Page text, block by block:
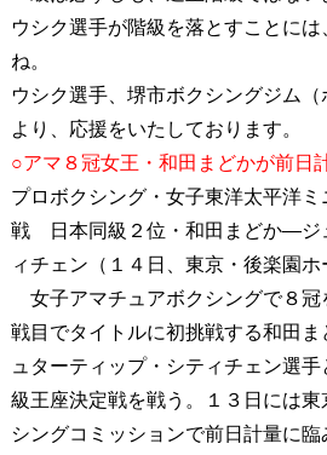
ウシク選手が階級を落とすことに
ね。
ウシク選手、堺市ボクシングジム（
より、応援をいたしております。
○アマ８冠女王・和田まどかが前日
プロボクシング・女子東洋太平洋ミ
戦 日本同級２位・和田まどか―ジ
ィチェン（１４日、東京・後楽園ホ
女子アマチュアボクシングで８冠
戦目でタイトルに初挑戦する和田
ュターティップ・シティチェン選
級王座決定戦を戦う。１３日には
シングコミッションで前日計量に臨